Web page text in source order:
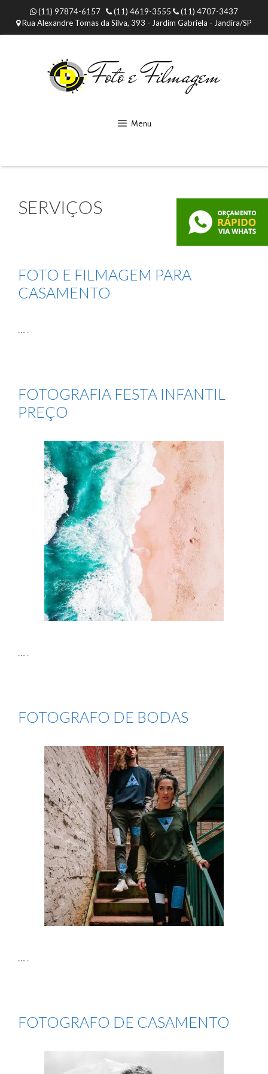
para
o
(11) 97874-6157 (11) 4619-3555
(11) 4707-3437
Rua Alexandre Tomas da Silva, 393 - Jardim Gabriela - Jandira/SP
Menu
SERVIÇOS
FOTO E FILMAGEM PARA
CASAMENTO
… .
FOTOGRAFIA FESTA INFANTIL
PREÇO
… .
FOTOGRAFO DE BODAS
… .
FOTOGRAFO DE CASAMENTO